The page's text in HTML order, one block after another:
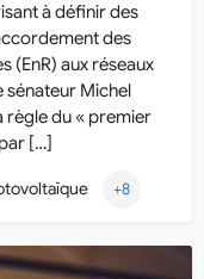
à définir des
des
(EnR) aux réseaux
sénateur Michel
règle du « premier
[…]
+8